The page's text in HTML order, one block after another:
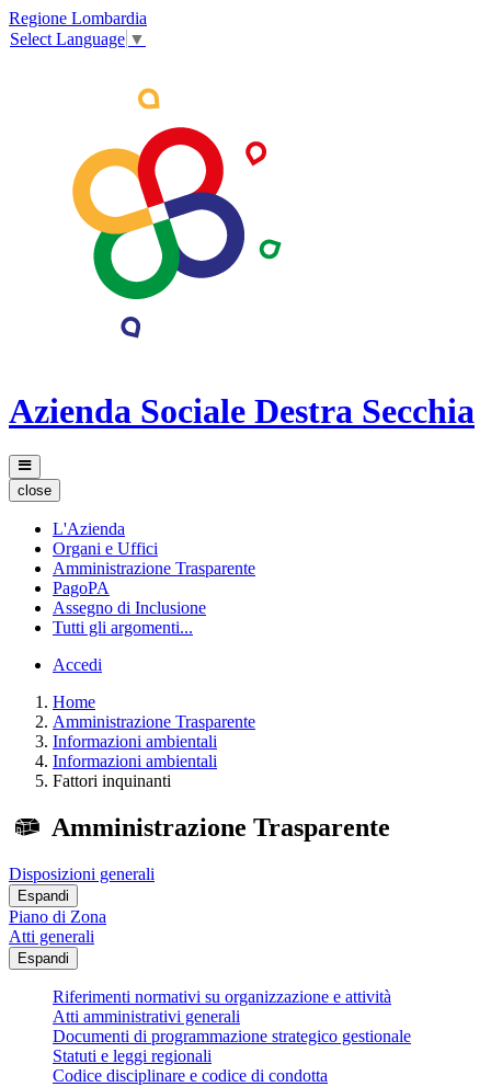
Regione Lombardia
Select Language ▼
Azienda Sociale Destra Secchia
close
L'Azienda
Organi e Uffici
Amministrazione Trasparente
PagoPA
Assegno di Inclusione
Tutti gli argomenti...
Accedi
Home
Amministrazione Trasparente
Informazioni ambientali
Informazioni ambientali
Fattori inquinanti
Amministrazione Trasparente
Disposizioni generali
Espandi
Piano di Zona
Atti generali
Espandi
Riferimenti normativi su organizzazione e attività
Atti amministrativi generali
Documenti di programmazione strategico gestionale
Statuti e leggi regionali
Codice disciplinare e codice di condotta